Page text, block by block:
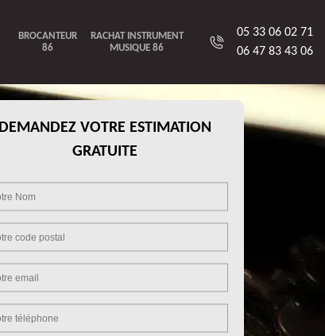
BROCANTEUR
86
RACHAT INSTRUMENT
MUSIQUE 86
05 33 06 02 71
06 47 83 43 06
DEMANDEZ VOTRE ESTIMATION
GRATUITE